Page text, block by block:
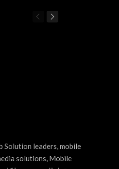
Solution leaders, mobile
solutions, Mobile